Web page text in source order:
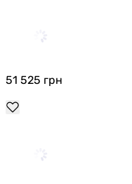
51 525 грн